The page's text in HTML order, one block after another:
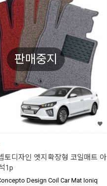
판매중지
토디자인 엣지확장형 코일매트 아
1p
Design Coil Car Mat Ioniq